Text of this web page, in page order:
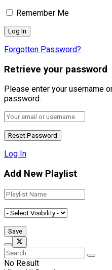
Remember Me
Forgotten Password?
Retrieve your password
Please enter your username
password.
Log In
Add New Playlist
No Result